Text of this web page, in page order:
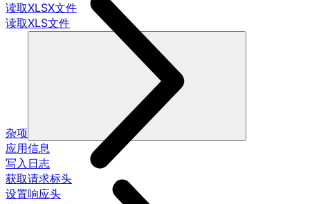
读取XLSX文件
读取XLS文件
杂项
应用信息
写入日志
获取请求标头
设置响应头